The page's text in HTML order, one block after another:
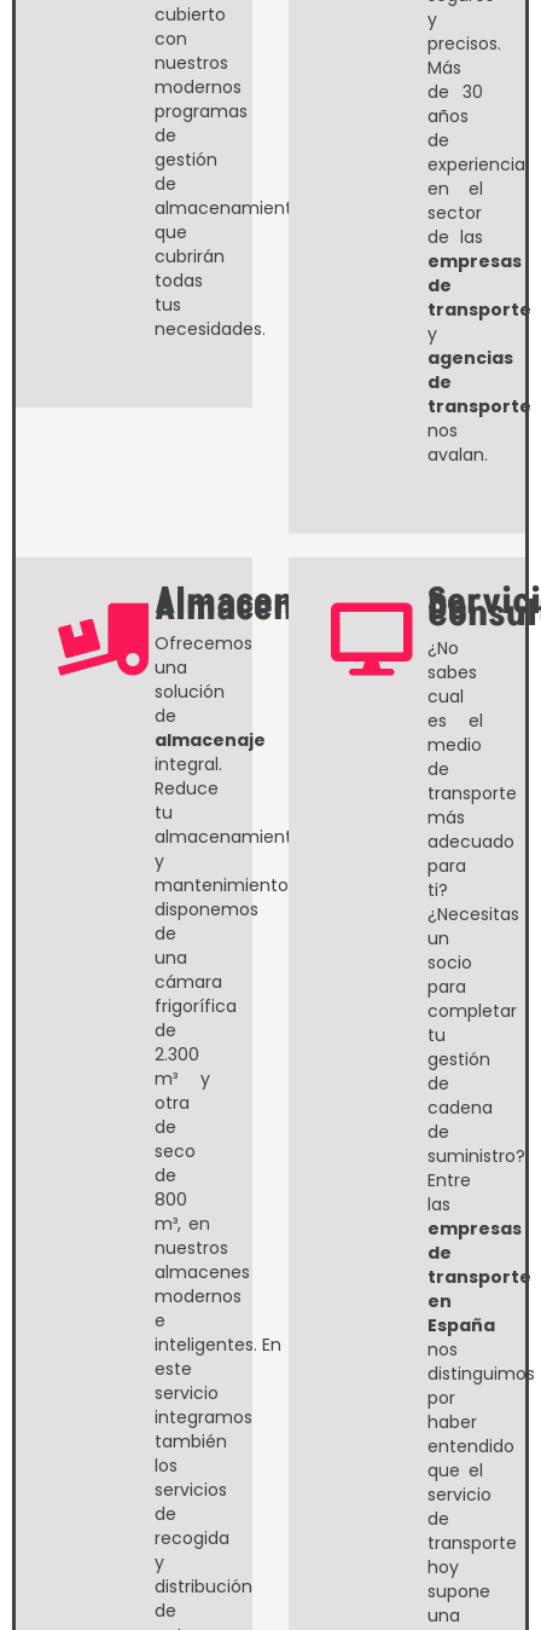
cubierto
con
nuestros
modernos
programas
de
gestión
de
almacenamiento
que
cubrirán
todas
tus
necesidades.
y
precisos.
Más
de 30
años
de
experiencia
en el
sector
de las
empresas
de
transporte
y
agencias
de
transporte
nos
avalan.
Almacenaje Y
Almacenamiento
Ofrecemos
una
solución
de
almacenaje
integral.
Reduce
tu
almacenamiento
y
mantenimiento,
disponemos
de
una
cámara
frigorífica
de
2.300
m³ y
otra
de
seco
de
800
m³, en
nuestros
almacenes
modernos
e
inteligentes. En
este
servicio
integramos
también
los
servicios
de
recogida
y
distribución
de
De
¿No
sabes
cual
es el
medio
de
transporte
más
adecuado
para
ti?
¿Necesitas
un
socio
para
completar
tu
gestión
de
cadena
de
suministro?
Entre
las
empresas
de
transporte
en
España
nos
distinguimos
por
haber
entendido
que el
servicio
de
transporte
hoy
supone
una